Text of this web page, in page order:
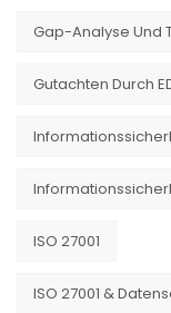
Gap-Analyse Und
Gutachten Durch
ISO 27001
ISO 27001 &